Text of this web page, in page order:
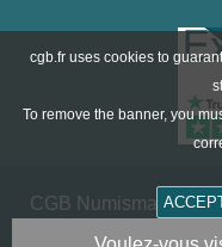
CGB Numismatik
cgb.fr uses cookies to
To remove the banner, you